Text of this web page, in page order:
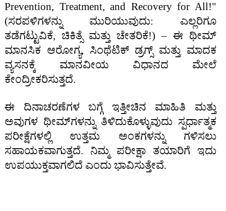
Prevention, Treatment, and Recovery for All!"
(ಸರಪಳಿಗಳನ್ನು ಮುರಿಯುವುದು: ಎಲ್ಲರಿಗೂ
ತಡೆಗಟ್ಟುವಿಕೆ, ಚಿಕಿತ್ಸೆ ಮತ್ತು ಚೇತರಿಕೆ!) – ಈ ಥೀಮ್
ಮಾನಸಿಕ ಆರೋಗ್ಯ, ಸಿಂಥೆಟಿಕ್ ಡ್ರಗ್ಸ್ ಮತ್ತು ಮಾದಕ
ವ್ಯಸನಕ್ಕೆ ಮಾನವೀಯ ವಿಧಾನದ ಮೇಲೆ
ಕೇಂದ್ರೀಕರಿಸುತ್ತದೆ.
ಈ ದಿನಾಚರಣೆಗಳ ಬಗ್ಗೆ ಇತ್ತೀಚಿನ ಮಾಹಿತಿ ಮತ್ತು
ಅವುಗಳ ಥೀಮ್‌ಗಳನ್ನು ತಿಳಿದುಕೊಳ್ಳುವುದು ಸ್ಪರ್ಧಾತ್ಮಕ
ಪರೀಕ್ಷೆಗಳಲ್ಲಿ ಉತ್ತಮ ಅಂಕಗಳನ್ನು ಗಳಿಸಲು
ಸಹಾಯಕವಾಗುತ್ತದೆ. ನಿಮ್ಮ ಪರೀಕ್ಷಾ ತಯಾರಿಗೆ ಇದು
ಉಪಯುಕ್ತವಾಗಲಿದೆ ಎಂದು ಭಾವಿಸುತ್ತೇವೆ.